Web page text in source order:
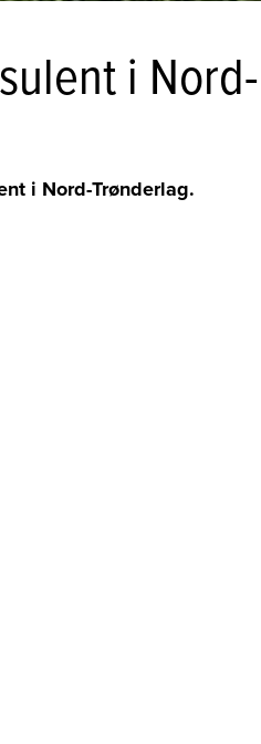
i Nord-
i Nord-Trønderlag.